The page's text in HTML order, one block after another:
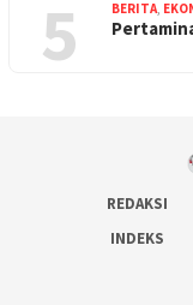
5 BERITA
REDAKSI
INDEKS